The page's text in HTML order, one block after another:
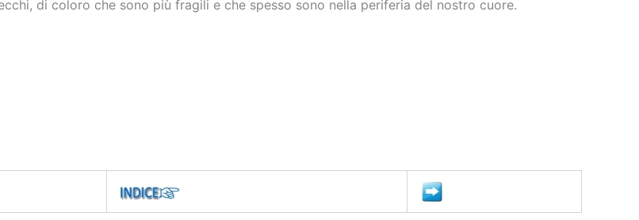
di coloro che sono più fragili e che spesso sono nella periferia del nostro cuore.